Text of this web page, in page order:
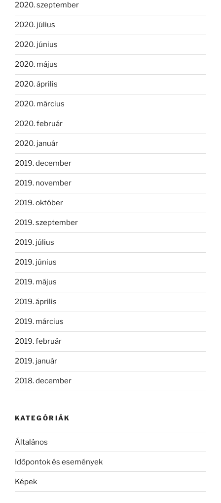
2020. szeptember
2020. július
2020. június
2020. május
2020. április
2020. március
2020. február
2020. január
2019. december
2019. november
2019. október
2019. szeptember
2019. július
2019. június
2019. május
2019. április
2019. március
2019. február
2019. január
2018. december
KATEGÓRIÁK
Általános
Időpontok és események
Képek